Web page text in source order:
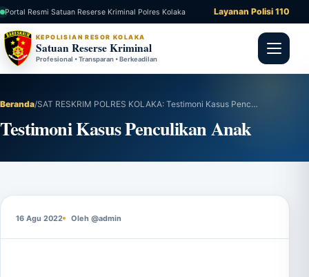
Portal Resmi Satuan Reserse Kriminal Polres Kolaka Layanan Polisi 110
KEPOLISIAN RESOR KOLAKA
Satuan Reserse Kriminal
Profesional • Transparan • Berkeadilan
Beranda/ SAT RESKRIM POLRES KOLAKA: Testimoni Kasus Penculikan Anak
Testimoni Kasus Penculikan Anak
16 Agu 2022 Oleh @admin